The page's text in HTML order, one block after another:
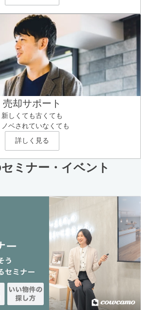
売却サポート
新しくても古くても
ノベされていなくても
詳しく見る
ミナー・イベント